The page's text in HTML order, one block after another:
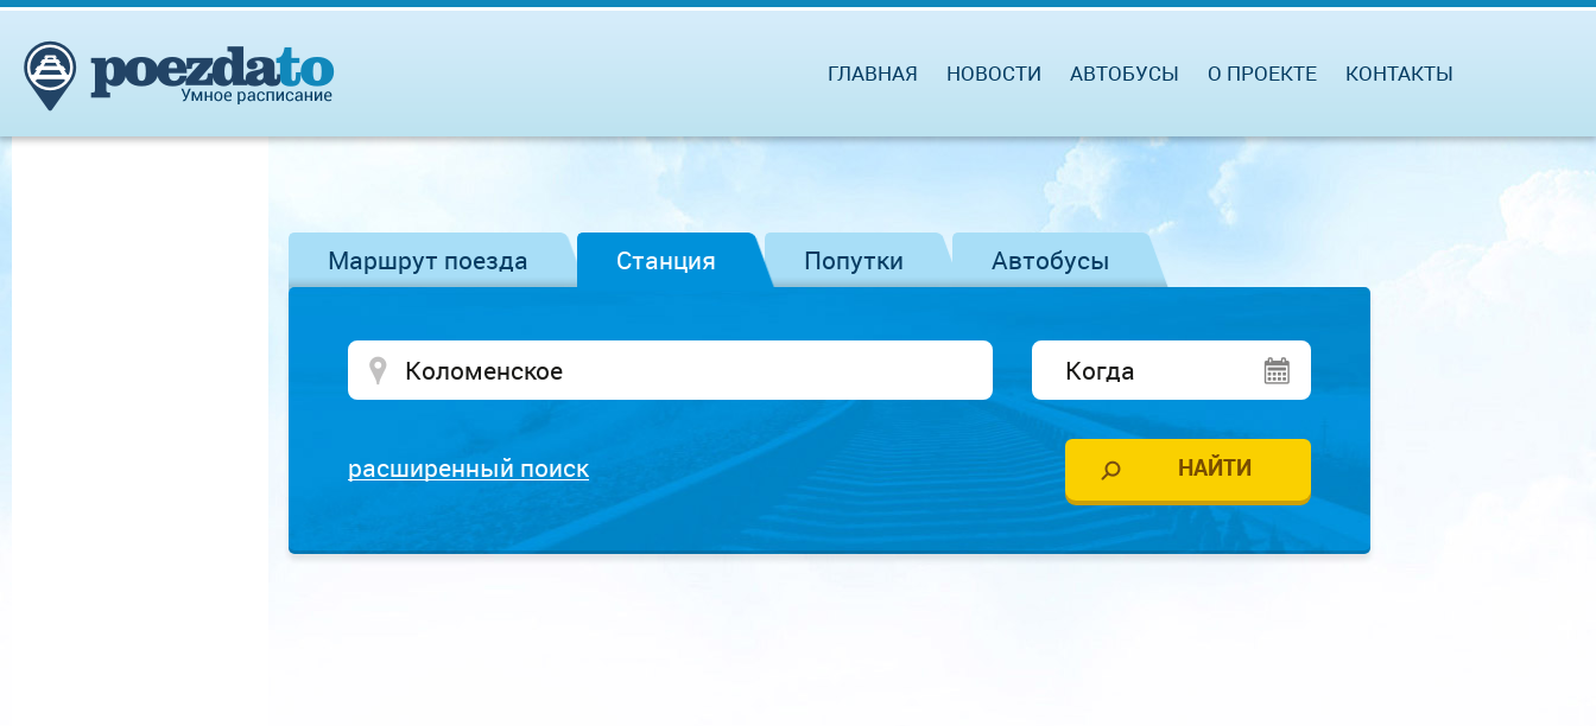
ГЛАВНАЯ НОВОСТИ АВТОБУСЫ О ПРОЕКТЕ КОНТАКТЫ
Маршрут поезда Станция Попутки Автобусы
расширенный поиск